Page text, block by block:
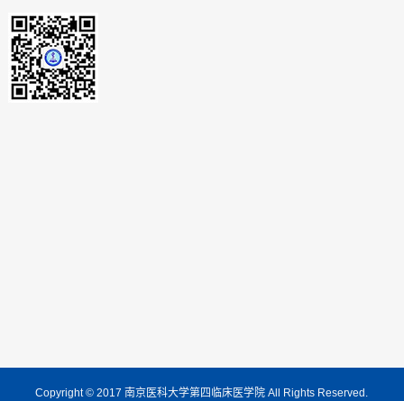
Copyright © 2017 南京医科大学第四临床医学院 All Rights Reserved.